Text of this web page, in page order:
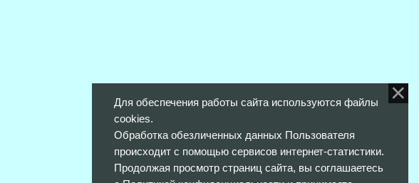
Для обеспечения работы сайта используются файлы
cookies.
Обработка обезличенных данных Пользователя
происходит с помощью сервисов интернет-статистики.
Продолжая просмотр страниц сайта, вы соглашаетесь